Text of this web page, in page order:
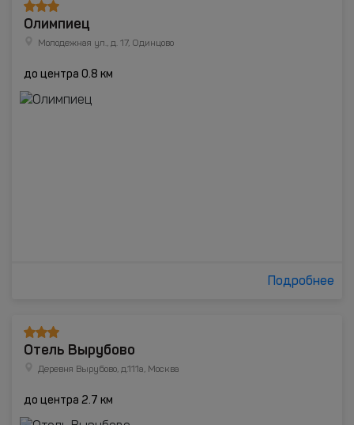
Олимпиец
Молодежная ул., д. 17, Одинцово
до центра 0.8 км
Подробнее
Отель Вырубово
Деревня Вырубово, д.111а, Москва
до центра 2.7 км